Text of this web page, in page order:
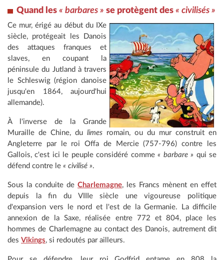
Quand les « barbares » se protègent des « civilisés »
Ce mur, érigé au début du IXe
siècle, protégeait les Danois
des attaques franques et
slaves, en coupant la
péninsule du Jutland à travers
le Schleswig (région danoise
jusqu'en 1864, aujourd'hui
allemande).
À l'inverse de la Grande
Muraille de Chine, du limes romain, ou du mur construit en
Angleterre par le roi Offa de Mercie (757-796) contre les
Gallois, c'est ici le peuple considéré comme« barbare » qui se
défend contre le « civilisé ».
Sous la conduite de Charlemagne, les Francs mènent en effet
depuis la fin du VIIIe siècle une vigoureuse politique
d'expansion vers le nord et l'est de la Germanie. La difficile
annexion de la Saxe, réalisée entre 772 et 804, place les
hommes de Charlemagne au contact des Danois, autrement dit
des Vikings, si redoutés par ailleurs.